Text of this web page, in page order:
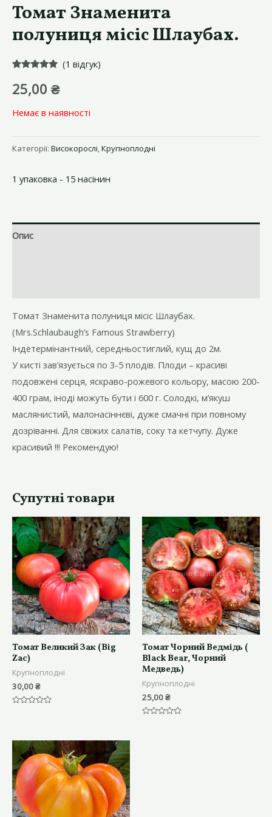
Томат Знаменита
полуниця місіс Шлаубах.
5.00 з 5 на
основі
покупця
(1 відгук)
25,00 ₴
Немає в наявності
Категорії: Високорослі,Крупноплодні
1 упаковка - 15 насінин
Опис
Томат Знаменита полуниця місіс Шлаубах.
(Mrs.Schlaubaugh’s Famous Strawberry)
Індетермінантний, середньостиглий, кущ до 2м.
У кисті зав’язується по 3-5 плодів. Плоди – красиві
подовжені серця, яскраво-рожевого кольору, масою 200-
400 грам, іноді можуть бути і 600 г. Солодкі, м’якуш
маслянистий, малонасіннєві, дуже смачні при повному
дозріванні. Для свіжих салатів, соку та кетчупу. Дуже
красивий !!! Рекомендую!
Супутні товари
Томат Великий Зак (Big
Zac)
Крупноплодні
30,00₴
5
Томат Чорний Ведмідь (
Black Bear, Чорний
Медведь)
Крупноплодні
25,00₴